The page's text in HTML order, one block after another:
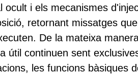
i els mecanismes
retornant missatges
De la mateixa
útil continuen sent
les funcions bàsiques